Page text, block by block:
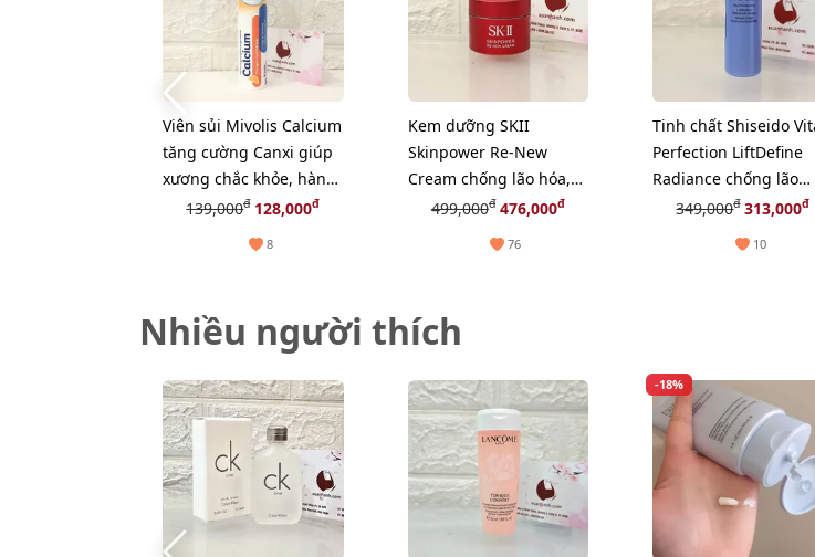
Viên sủi Mivolis Calcium
tăng cường Canxi giúp
xương chắc khỏe, hàng
nội địa Đức - 20 viên
139,000đ128,000đ
8
Kem dưỡng SKII
Skinpower Re-New
Cream chống lão hóa,
phục hồi nuôi dưỡng
499,000đ476,000đ
76
Tinh chất Shiseido
Perfection LiftDefine
Radiance chống lão
hóa, sáng đều màu da,
349,000đ313,000đ
10
Nhiều người thích
-18%